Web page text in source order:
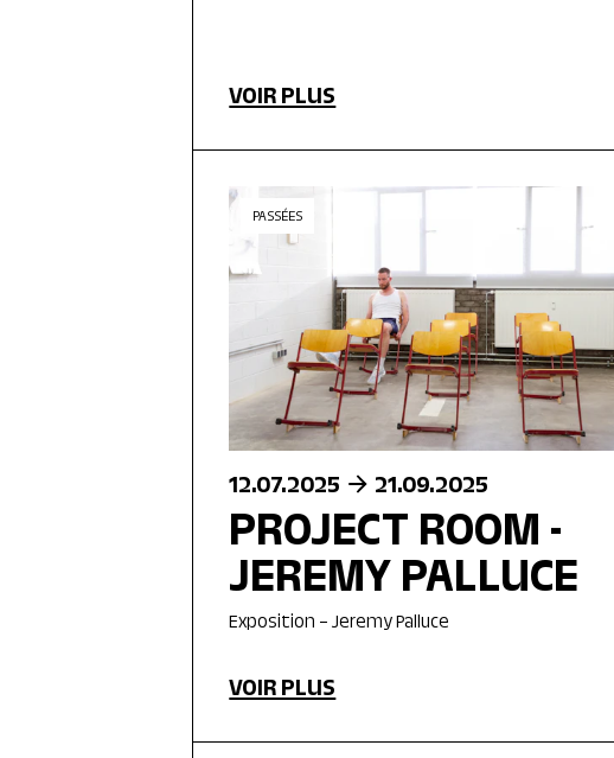
VOIR PLUS
PASSÉES
12.07.2025 21.09.2025
PROJECT ROOM -
JEREMY PALLUCE
Exposition – Jeremy Palluce
VOIR PLUS